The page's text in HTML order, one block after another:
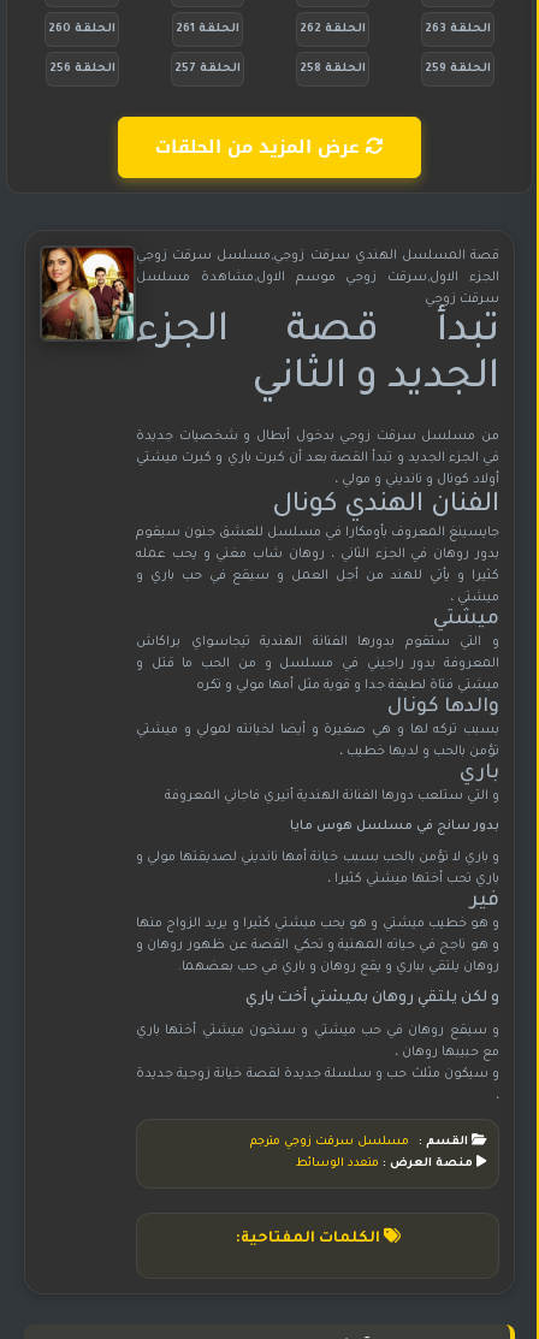
الحلقة 263 الحلقة 262 الحلقة 261 الحلقة 260
الحلقة 259 الحلقة 258 الحلقة 257 الحلقة 256
عرض المزيد من الحلقات
قصة المسلسل الهندي سرقت زوجي,مسلسل سرقت زوجي
الجزء الاول,سرقت زوجي موسم الاول,مشاهدة مسلسل
سرقت زوجي
تبدأ قصة الجزء
الجديد و الثاني
من مسلسل سرقت زوجي بدخول أبطال و شخصيات جديدة
في الجزء الجديد و تبدأ القصة بعد أن كبرت باري و كبرت ميشتي
أولاد كونال و نانديني و مولي ،
الفنان الهندي كونال
جايسينغ المعروف بأومكارا في مسلسل للعشق جنون سيقوم
بدور روهان في الجزء الثاني ، روهان شاب مغني و يحب عمله
كثيرا و يأتي للهند من أجل العمل و سيقع في حب باري و
ميشتي ،
ميشتي
و التي ستقوم بدورها الفنانة الهندية تيجاسواي براكاش
المعروفة بدور راجيني في مسلسل و من الحب ما قتل و
ميشتي فتاة لطيفة جدا و قوية مثل أمها مولي و تكره
والدها كونال
بسبب تركه لها و هي صغيرة و أيضا لخيانته لمولي و ميشتي
تؤمن بالحب و لديها خطيب ،
باري
و التي ستلعب دورها الفنانة الهندية أنيري فاجاني المعروفة
بدور سانج في مسلسل هوس مايا
و باري لا تؤمن بالحب بسبب خيانة أمها نانديني لصديقتها مولي و
باري تحب أختها ميشتي كثيرا ،
فير
و هو خطيب ميشتي و هو يحب ميشتي كثيرا و يريد الزواج منها
و هو ناجح في حياته المهنية و تحكي القصة عن ظهور روهان و
روهان يلتقي بباري و يقع روهان و باري في حب بعضهما.
و لكن يلتقي روهان بميشتي أخت باري
و سيقع روهان في حب ميشتي و ستخون ميشتي أختها باري
مع حبيبها روهان ،
و سيكون مثلث حب و سلسلة جديدة لقصة خيانة زوجية جديدة
،
القسم :
مسلسل سرقت زوجي مترجم
منصة العرض : متعدد الوسائط
الكلمات المفتاحية: